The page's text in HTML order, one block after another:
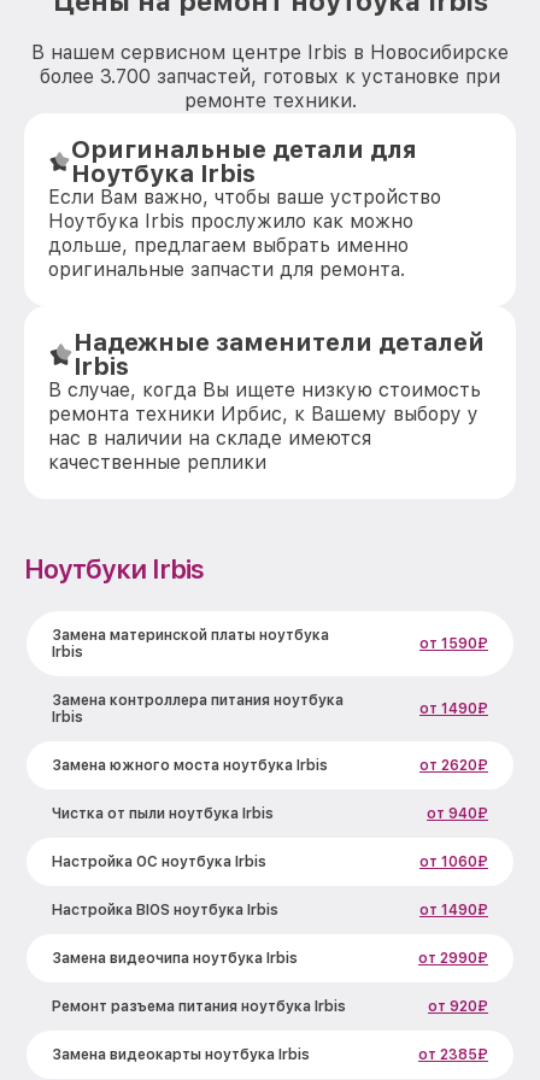
В нашем сервисном центре Irbis в Новосибирске
более 3.700 запчастей, готовых к установке при
ремонте техники.
Оригинальные детали для
Ноутбука Irbis
Если Вам важно, чтобы ваше устройство
Ноутбука Irbis прослужило как можно
дольше, предлагаем выбрать именно
оригинальные запчасти для ремонта.
Надежные заменители деталей
Irbis
В случае, когда Вы ищете низкую стоимость
ремонта техники Ирбис, к Вашему выбору у
нас в наличии на складе имеются
качественные реплики
Ноутбуки Irbis
Замена материнской платы ноутбука
Irbis
от 1590₽
Замена контроллера питания ноутбука
Irbis
от 1490₽
Замена южного моста ноутбука Irbis от 2620₽
Чистка от пыли ноутбука Irbis от 940₽
Настройка ОС ноутбука Irbis от 1060₽
Настройка BIOS ноутбука Irbis от 1490₽
Замена видеочипа ноутбука Irbis от 2990₽
Ремонт разъема питания ноутбука Irbis от 920₽
Замена видеокарты ноутбука Irbis от 2385₽